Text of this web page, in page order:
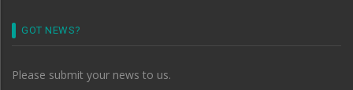
GOT NEWS?
Please submit your news to us.